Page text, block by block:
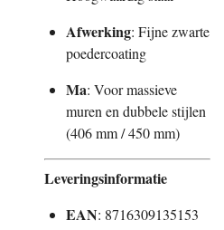
Afwerking: Fijne zwarte
poedercoating
Ma: Voor massieve
muren en dubbele stijlen
(406 mm / 450 mm)
Leveringsinformatie
EAN: 8716309135153